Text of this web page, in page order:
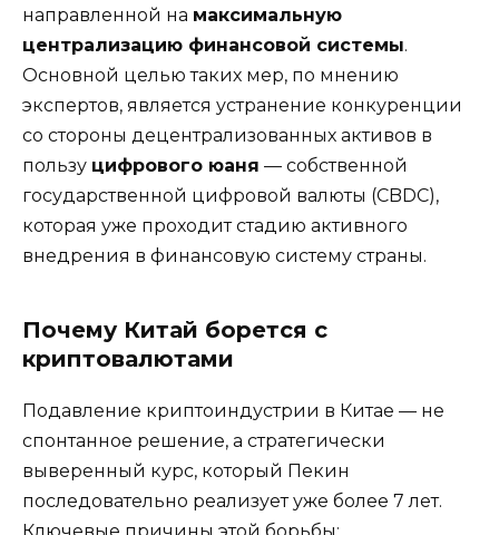
направленной на максимальную
централизацию финансовой системы.
Основной целью таких мер, по мнению
экспертов, является устранение конкуренции
со стороны децентрализованных активов в
пользу цифрового юаня — собственной
государственной цифровой валюты (CBDC),
которая уже проходит стадию активного
внедрения в финансовую систему страны.
Почему Китай борется с
криптовалютами
Подавление криптоиндустрии в Китае — не
спонтанное решение, а стратегически
выверенный курс, который Пекин
последовательно реализует уже более 7 лет.